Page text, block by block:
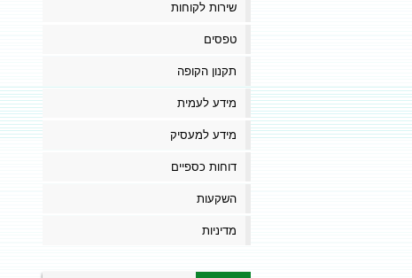
שירות לקוחות
טפסים
תקנון הקופה
מידע לעמית
מידע למעסיק
דוחות כספיים
השקעות
מדיניות